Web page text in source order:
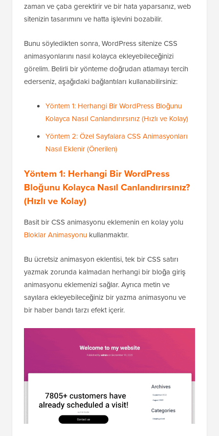
zaman ve çaba gerektirir ve bir hata yaparsanız, web
sitenizin tasarımını ve hatta işlevini bozabilir.
Bunu söyledikten sonra, WordPress sitenize CSS
animasyonlarını nasıl kolayca ekleyebileceğinizi
görelim. Belirli bir yönteme doğrudan atlamayı tercih
ederseniz, aşağıdaki bağlantıları kullanabilirsiniz:
Yöntem 1: Herhangi Bir WordPress Bloğunu
Kolayca Nasıl Canlandırırsınız (Hızlı ve Kolay)
Yöntem 2: Özel Sayfalara CSS Animasyonları
Nasıl Eklenir (Önerilen)
Yöntem 1: Herhangi Bir WordPress
Bloğunu Kolayca Nasıl Canlandırırsınız?
(Hızlı ve Kolay)
Basit bir CSS animasyonu eklemenin en kolay yolu
Bloklar Animasyonu kullanmaktır.
Bu ücretsiz animasyon eklentisi, tek bir CSS satırı
yazmak zorunda kalmadan herhangi bir bloğa giriş
animasyonu eklemenizi sağlar. Ayrıca metin ve
sayılara ekleyebileceğiniz bir yazma animasyonu ve
bir haber bandı tarzı efekt içerir.